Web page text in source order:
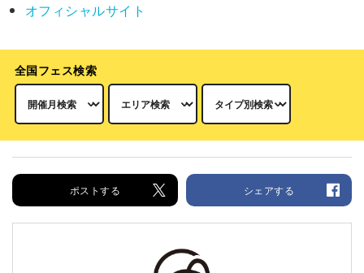
オフィシャルサイト
全国フェス検索
ポストする シェアする